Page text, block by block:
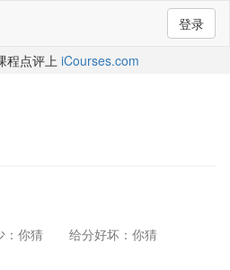
登录
程点评上 iCourses.com
：你猜
给分好坏：你猜